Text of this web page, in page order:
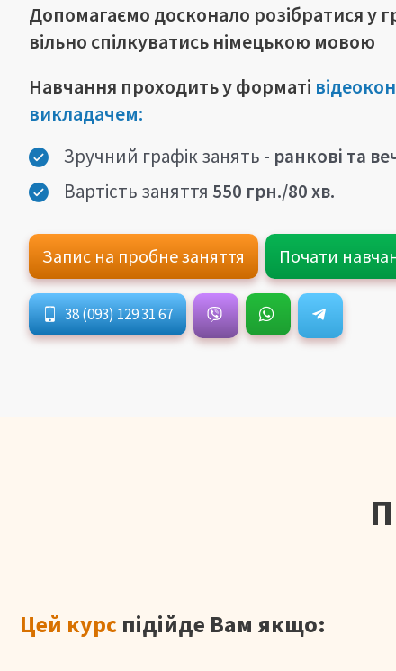
Допомагаємо досконало розібратися у
вільно спілкуватись німецькою мовою
Навчання проходить у форматі
викладачем:
Зручний графік занять - ранкові та
Вартість заняття 550 грн./80 хв.
Запис на пробне заняття Почати
38 (093) 129 31 67
Цей курс підійде Вам якщо: